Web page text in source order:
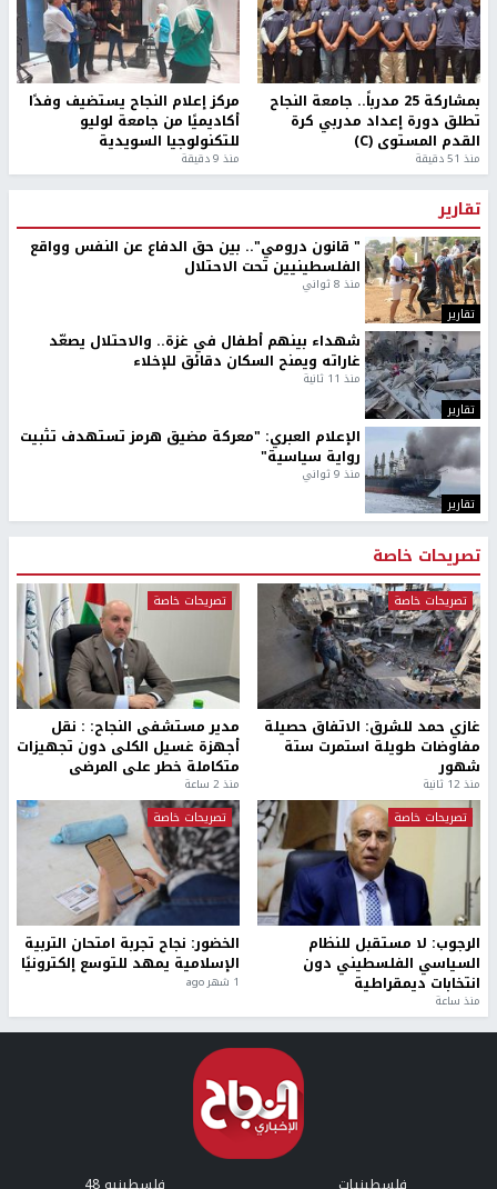
بمشاركة 25 مدرباً.. جامعة النجاح
تطلق دورة إعداد مدربي كرة
القدم المستوى (C)
منذ 51 دقيقة
مركز إعلام النجاح يستضيف وفدًا
أكاديميًا من جامعة لوليو
للتكنولوجيا السويدية
منذ 9 دقيقة
تقارير
تقارير
" قانون درومي".. بين حق الدفاع عن النفس وواقع
الفلسطينيين تحت الاحتلال
منذ 8 ثواني
تقارير
شهداء بينهم أطفال في غزة.. والاحتلال يصعّد
غاراته ويمنح السكان دقائق للإخلاء
منذ 11 ثانية
تقارير
الإعلام العبري: "معركة مضيق هرمز تستهدف تثبيت
رواية سياسية"
منذ 9 ثواني
تصريحات خاصة
تصريحات خاصة
غازي حمد للشرق: الاتفاق حصيلة
مفاوضات طويلة استمرت ستة
شهور
منذ 12 ثانية
تصريحات خاصة
مدير مستشفى النجاح: : نقل
أجهزة غسيل الكلى دون تجهيزات
متكاملة خطر على المرضى
منذ 2 ساعة
تصريحات خاصة
الرجوب: لا مستقبل للنظام
السياسي الفلسطيني دون
انتخابات ديمقراطية
منذ ساعة
تصريحات خاصة
الخضور: نجاح تجربة امتحان التربية
الإسلامية يمهد للتوسع إلكترونيًا
1 شهر ago